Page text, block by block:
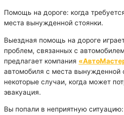
Помощь на дороге: когда
места вынужденной стоянки.
Выездная помощь на дороге
проблем, связанных с
предлагает компания
автомобиля с места вынужденной
некоторые случаи, когда может
эвакуация.
Вы попали в неприятную